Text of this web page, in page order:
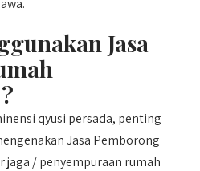
Jasa
qyusi persada, penting
Jasa Pemborong
/ penyempuraan rumah